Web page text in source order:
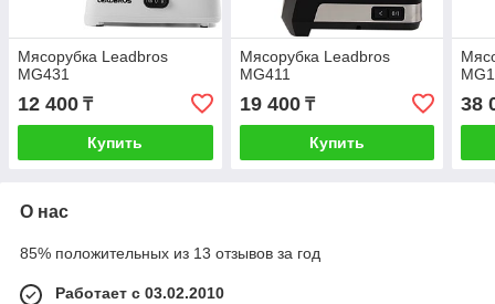
Мясорубка Leadbros
MG431
12 400 ₸
Купить
Мясорубка Leadbros
MG411
19 400₸
Купить
38
О нас
85% положительных из 13 отзывов за год
Работает с 03.02.2010